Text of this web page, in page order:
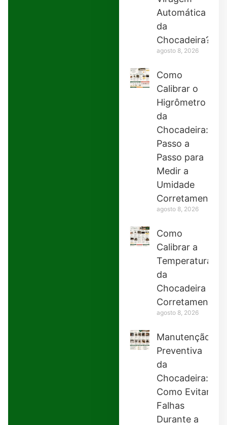
Automática
da
Chocadeira?
agosto 8, 2026
Como
Calibrar o
Higrômetro
da
Chocadeira:
Passo a
Passo para
Medir a
Umidade
Corretamente
agosto 8, 2026
Como
Calibrar a
Temperatura
da
Chocadeira
Corretamente
agosto 8, 2026
Manutenção
Preventiva
da
Chocadeira:
Como Evitar
Falhas
Durante a